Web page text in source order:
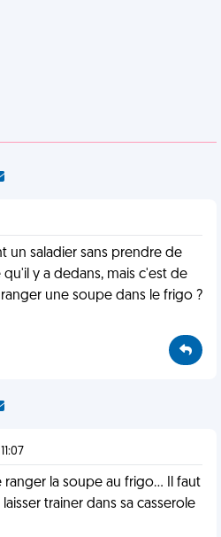
un saladier sans prendre de
y a dedans, mais c'est de
une soupe dans le frigo ?
ranger la soupe au frigo... Il faut
trainer dans sa casserole